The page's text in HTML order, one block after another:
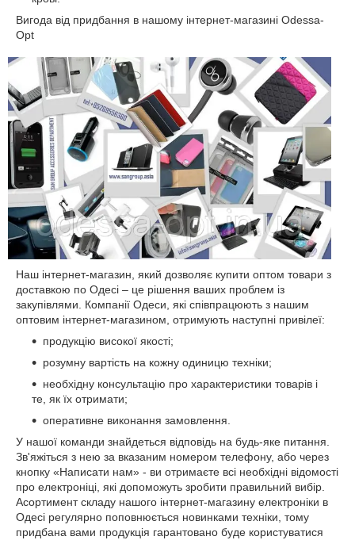
Вигода від придбання в нашому інтернет-магазині Odessa-
Opt
Наш інтернет-магазин, який дозволяє купити оптом товари з
доставкою по Одесі – це рішення ваших проблем із
закупівлями. Компанії Одеси, які співпрацюють з нашим
оптовим інтернет-магазином, отримують наступні привілеї:
продукцію високої якості;
розумну вартість на кожну одиницю техніки;
необхідну консультацію про характеристики товарів і
те, як їх отримати;
оперативне виконання замовлення.
У нашої команди знайдеться відповідь на будь-яке питання.
Зв'яжіться з нею за вказаним номером телефону, або через
кнопку «Написати нам» - ви отримаєте всі необхідні відомості
про електроніці, які допоможуть зробити правильний вибір.
Асортимент складу нашого інтернет-магазину електроніки в
Одесі регулярно поповнюється новинками техніки, тому
придбана вами продукція гарантовано буде користуватися